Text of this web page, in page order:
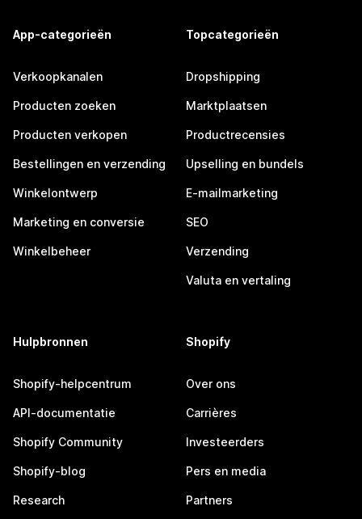
App-categorieën
Verkoopkanalen
Producten zoeken
Producten verkopen
Bestellingen en verzending
Winkelontwerp
Marketing en conversie
Winkelbeheer
Topcategorieën
Dropshipping
Marktplaatsen
Productrecensies
Upselling en bundels
E-mailmarketing
SEO
Verzending
Valuta en vertaling
Hulpbronnen
Shopify-helpcentrum
API-documentatie
Shopify Community
Shopify-blog
Research
Shopify
Over ons
Carrières
Investeerders
Pers en media
Partners